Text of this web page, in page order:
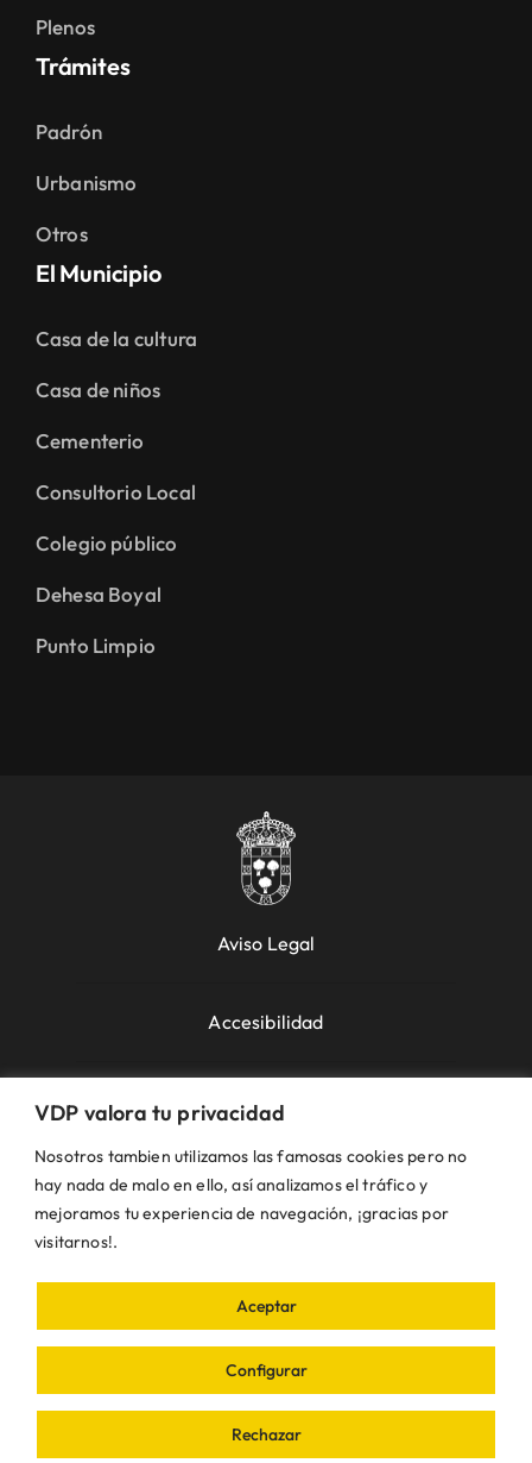
VDP valora tu privacidad
Nosotros tambien utilizamos las famosas cookies pero no
hay nada de malo en ello, así analizamos el tráfico y
mejoramos tu experiencia de navegación, ¡gracias por
visitarnos!.
Configurar
Rechazar
Aceptar
Plenos
Trámites
Padrón
Urbanismo
Otros
El Municipio
Casa de la cultura
Casa de niños
Cementerio
Consultorio Local
Colegio público
Dehesa Boyal
Punto Limpio
Aviso Legal
Accesibilidad
Política de Cookies
Política de Privacidad
© VDP 2000 - 2026 •Ayuntamiento de Villanueva
Villanueva de Perales | Madrid • Todos los
derechos reservados • Diseñado con ❤ poriDEA